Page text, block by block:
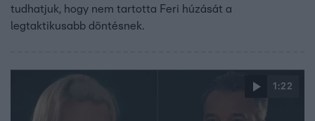
tudhatjuk, hogy nem tartotta Feri húzását a
legtaktikusabb döntésnek.
1:22